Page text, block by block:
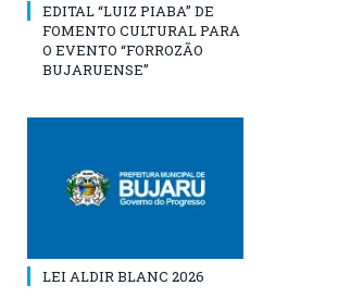
EDITAL “LUIZ PIABA” DE
FOMENTO CULTURAL PARA
O EVENTO “FORROZÃO
BUJARUENSE”
LEI ALDIR BLANC 2026